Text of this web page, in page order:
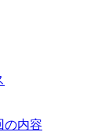
の内容